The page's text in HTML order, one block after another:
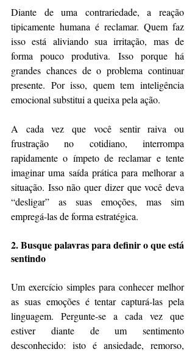
Diante de uma contrariedade, a reação
tipicamente humana é reclamar. Quem faz
isso está aliviando sua irritação, mas de
forma pouco produtiva. Isso porque há
grandes chances de o problema continuar
presente. Por isso, quem tem inteligência
emocional substitui a queixa pela ação.
A cada vez que você sentir raiva ou
frustração no cotidiano, interrompa
rapidamente o ímpeto de reclamar e tente
imaginar uma saída prática para melhorar a
situação. Isso não quer dizer que você deva
“desligar” as suas emoções, mas sim
empregá-las de forma estratégica.
2. Busque palavras para definir o que está
sentindo
Um exercício simples para conhecer melhor
as suas emoções é tentar capturá-las pela
linguagem. Pergunte-se a cada vez que
estiver diante de um sentimento
desconhecido: isto é ansiedade, remorso,